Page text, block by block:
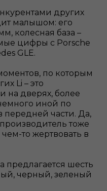
других
малышом: его
колесная база –
цифры с Porsche
GLE.
по которым
Li – это
на дверях, более
иной по
передней части. Да,
тоже
то жертвовать в
предлагается шесть
черный, зеленый